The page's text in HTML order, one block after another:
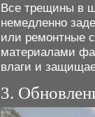
Все трещины в
немедленно
или ремонтные
материалами
влаги и
3.